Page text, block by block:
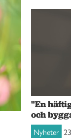
"En
och
Nyheter